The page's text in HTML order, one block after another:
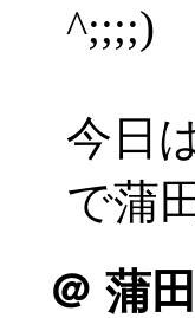
^;;;;)
今日
で蒲
＠ 蒲